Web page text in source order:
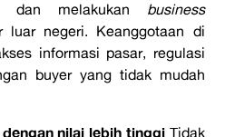
dan melakukan business
negeri. Keanggotaan di
informasi pasar, regulasi
buyer yang tidak mudah
nilai lebih tinggiTidak